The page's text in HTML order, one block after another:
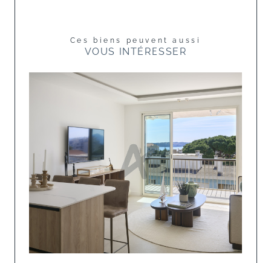
Ces biens peuvent aussi
VOUS INTÉRESSER